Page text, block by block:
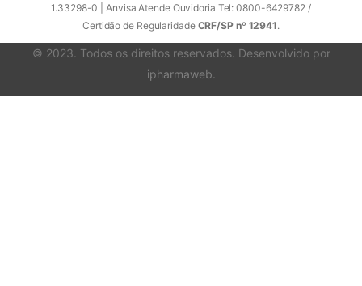
1.33298-0 | Anvisa Atende Ouvidoria Tel: 0800-6429782 /
Certidão de Regularidade CRF/SP nº 12941.
© 2023. Todos os direitos reservados. Desenvolvido por
ipharmaweb.